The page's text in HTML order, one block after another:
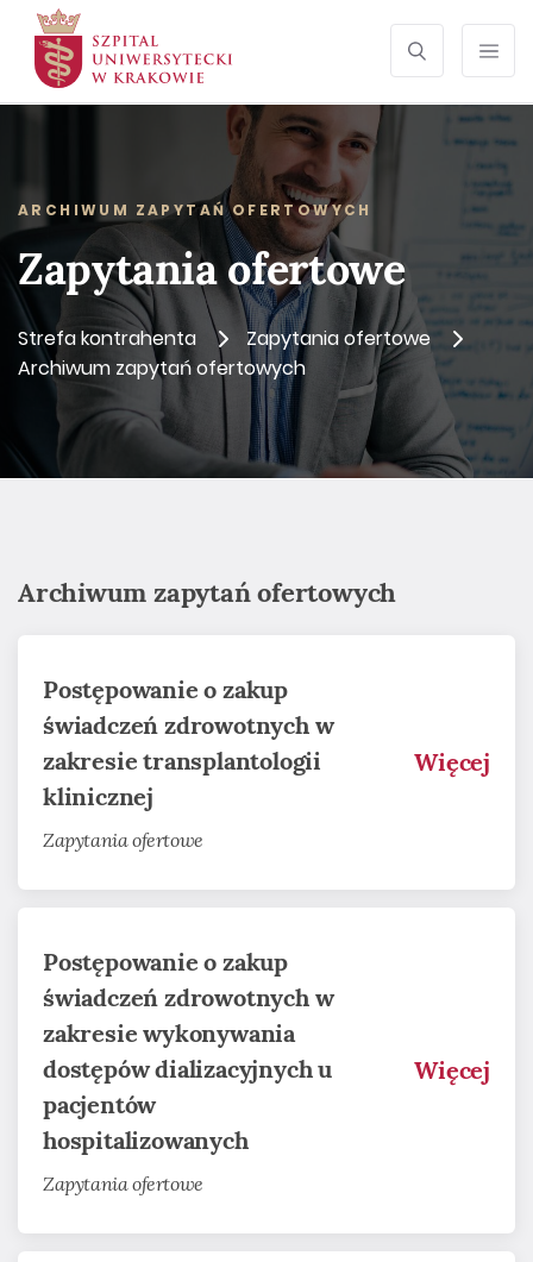
Otwórz
SZUKAJ
ARCHIWUM ZAPYTAŃ OFERTOWYCH
Zapytania ofertowe
Strefa kontrahenta
Zapytania ofertowe
Archiwum zapytań ofertowych
Archiwum zapytań ofertowych
Postępowanie o zakup
świadczeń zdrowotnych w
zakresie transplantologii
klinicznej
Zapytania ofertowe
Więcej
Postępowanie o zakup
świadczeń zdrowotnych w
zakresie wykonywania
dostępów dializacyjnych u
pacjentów
hospitalizowanych
Zapytania ofertowe
Więcej